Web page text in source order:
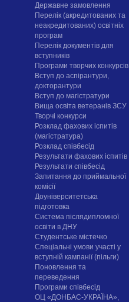
Державне замовлення
Перелік (акредитованих та
неакредитованих) освітніх
програм
Перелік документів для
вступників
Програми творчих конкурсiв
Вступ до аспірантури,
докторантури
Вступ до магістратури
Вища освіта ветеранів ЗСУ
Творчі конкурси
Розклад фахових іспитів
(магістратура)
Розклад співбесід
Результати фахових іспитів
Результати співбесід
Запитання до приймальної
комісії
Доуніверситетська
підготовка
Система післядипломної
освіти в ДНУ
Cтудентське містечко
Спеціальні умови участі у
вступній кампанії (пільги)
Поновлення та
переведення
Програми співбесід
ОЦ «ДОНБАС-УКРАЇНА»,